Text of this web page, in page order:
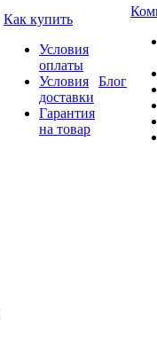
Как купить
Условия
оплаты
Условия
доставки
Гарантия
на товар
Блог